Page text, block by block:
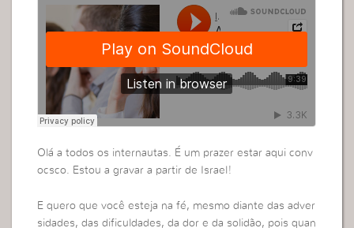
Olá a todos os internautas. É um prazer estar aqui conv
ocsco. Estou a gravar a partir de Israel!
E quero que você esteja na fé, mesmo diante das adver
sidades, das dificuldades, da dor e da solidão, pois quan